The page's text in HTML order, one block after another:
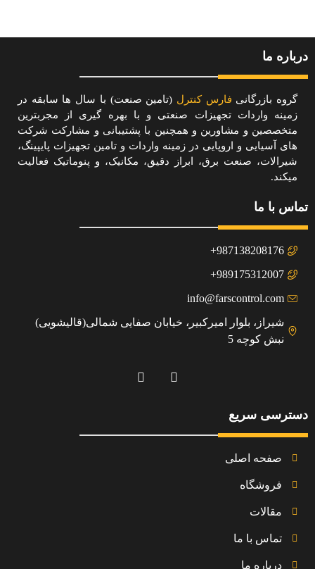
درباره ما
گروه بازرگانی فارس کنترل (تامین صنعت) با سال ها سابقه در
زمینه واردات تجهیزات صنعتی و با بهره گیری از مجربترین
متخصصین و مشاورین و همچنین با پشتیبانی و مشارکت شرکت
های آسیایی و اروپایی در زمینه واردات و تامین تجهیزات پایپینگ،
شیرالات، صنعت برق، ابراز دقیق، مکانیک، و پنوماتیک فعالیت
میکند.
تماس با ما
987138208176+
989175312007+
info@farscontrol.com
شیراز، بلوار امیرکبیر، خیابان صفایی شمالی(قالیشویی)
نبش کوچه 5
دسترسی سریع
صفحه اصلی
فروشگاه
مقالات
تماس با ما
درباره ما